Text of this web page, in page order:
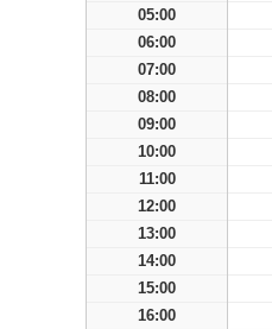
05:00
06:00
07:00
08:00
09:00
10:00
11:00
12:00
13:00
14:00
15:00
16:00